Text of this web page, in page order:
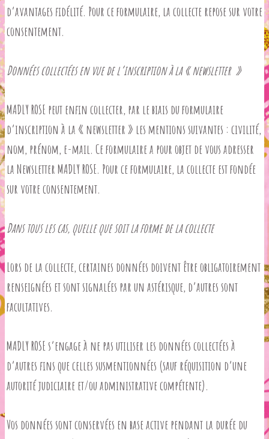
d’avantages fidélité. Pour ce formulaire, la collecte repose sur votre
consentement.
Données collectées en vue de l’inscription à la « newsletter »
MADLY ROSE peut enfin collecter, par le biais du formulaire
d’inscription à la « newsletter » les mentions suivantes : civilité,
nom, prénom, e-mail. Ce formulaire a pour objet de vous adresser
la Newsletter MADLY ROSE. Pour ce formulaire, la collecte est fondée
sur votre consentement.
Dans tous les cas, quelle que soit la forme de la collecte
Lors de la collecte, certaines données doivent être obligatoirement
renseignées et sont signalées par un astérisque, d’autres sont
facultatives.
MADLY ROSE s’engage à ne pas utiliser les données collectées à
d’autres fins que celles susmentionnées (sauf réquisition d’une
autorité judiciaire et/ou administrative compétente).
Vos données sont conservées en base active pendant la durée du